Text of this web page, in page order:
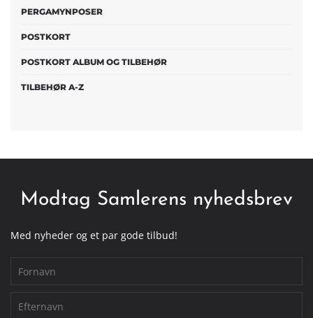
PERGAMYNPOSER
POSTKORT
POSTKORT ALBUM OG TILBEHØR
TILBEHØR A-Z
Modtag Samlerens nyhedsbrev
Med nyheder og et par gode tilbud!